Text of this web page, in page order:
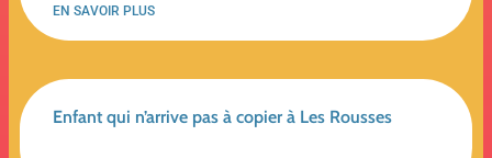
EN SAVOIR PLUS
Enfant qui n’arrive pas à copier à Les Rousses